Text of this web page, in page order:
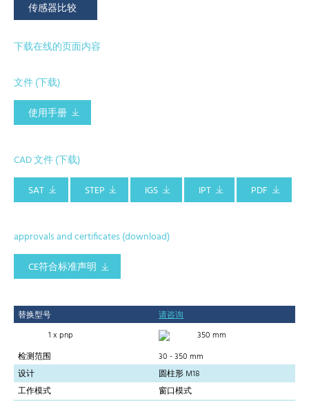
传感器比较
下载在线的页面内容
文件 (下载)
使用手册
CAD 文件 (下载)
SAT
STEP IGS IPT PDF
approvals and certificates (download)
CE符合标准声明
替换型号
请咨询
1 x pnp
350 mm
检测范围
30 - 350 mm
设计
圆柱形 M18
工作模式
窗口模式